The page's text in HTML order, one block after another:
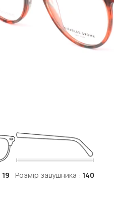
19 Розмір завушника : 140